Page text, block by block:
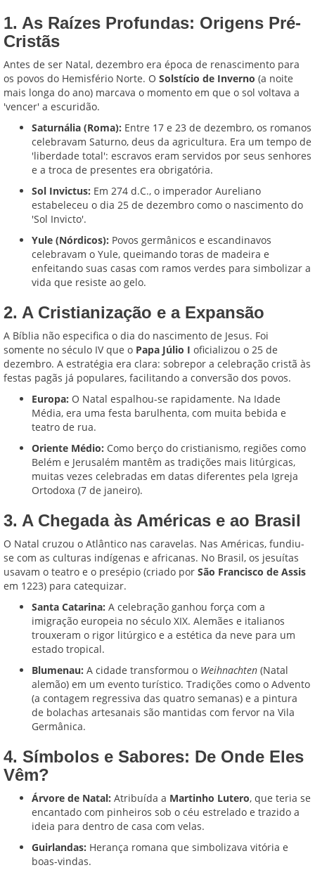
1. As Raízes Profundas: Origens Pré-
Cristãs
Antes de ser Natal, dezembro era época de renascimento para
os povos do Hemisfério Norte. O Solstício de Inverno (a noite
mais longa do ano) marcava o momento em que o sol voltava a
'vencer' a escuridão.
Saturnália (Roma): Entre 17 e 23 de dezembro, os romanos
celebravam Saturno, deus da agricultura. Era um tempo de
'liberdade total': escravos eram servidos por seus senhores
e a troca de presentes era obrigatória.
Sol Invictus: Em 274 d.C., o imperador Aureliano
estabeleceu o dia 25 de dezembro como o nascimento do
'Sol Invicto'.
Yule (Nórdicos): Povos germânicos e escandinavos
celebravam o Yule, queimando toras de madeira e
enfeitando suas casas com ramos verdes para simbolizar a
vida que resiste ao gelo.
2. A Cristianização e a Expansão
A Bíblia não especifica o dia do nascimento de Jesus. Foi
somente no século IV que o Papa Júlio I oficializou o 25 de
dezembro. A estratégia era clara: sobrepor a celebração cristã às
festas pagãs já populares, facilitando a conversão dos povos.
Europa: O Natal espalhou-se rapidamente. Na Idade
Média, era uma festa barulhenta, com muita bebida e
teatro de rua.
Oriente Médio: Como berço do cristianismo, regiões como
Belém e Jerusalém mantêm as tradições mais litúrgicas,
muitas vezes celebradas em datas diferentes pela Igreja
Ortodoxa (7 de janeiro).
3. A Chegada às Américas e ao Brasil
O Natal cruzou o Atlântico nas caravelas. Nas Américas, fundiu-
se com as culturas indígenas e africanas. No Brasil, os jesuítas
usavam o teatro e o presépio (criado por São Francisco de Assis
em 1223) para catequizar.
Santa Catarina: A celebração ganhou força com a
imigração europeia no século XIX. Alemães e italianos
trouxeram o rigor litúrgico e a estética da neve para um
estado tropical.
Blumenau: A cidade transformou o Weihnachten (Natal
alemão) em um evento turístico. Tradições como o Advento
(a contagem regressiva das quatro semanas) e a pintura
de bolachas artesanais são mantidas com fervor na Vila
Germânica.
4. Símbolos e Sabores: De Onde Eles
Vêm?
Árvore de Natal: Atribuída a Martinho Lutero, que teria se
encantado com pinheiros sob o céu estrelado e trazido a
ideia para dentro de casa com velas.
Guirlandas: Herança romana que simbolizava vitória e
boas-vindas.